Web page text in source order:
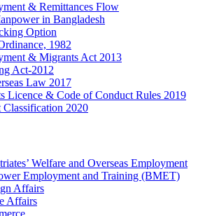
& Remittances Flow
in Bangladesh
Option
1982
& Migrants Act 2013
Act-2012
Law 2017
Licence & Code of Conduct Rules 2019
2020
Welfare and Overseas Employment
Employment and Training (BMET)
Affairs
Affairs